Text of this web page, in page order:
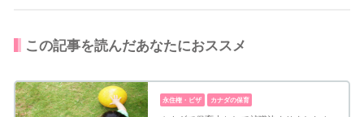
この記事を読んだあなたにおススメ
永住権・ビザ カナダの保育